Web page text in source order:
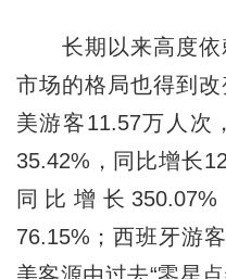
长期以来高度依
市场的格局也得到
美游客11.57万人次
35.42%，同比增长
同比增长
76.15%；西班牙游
美客源由过去“零星